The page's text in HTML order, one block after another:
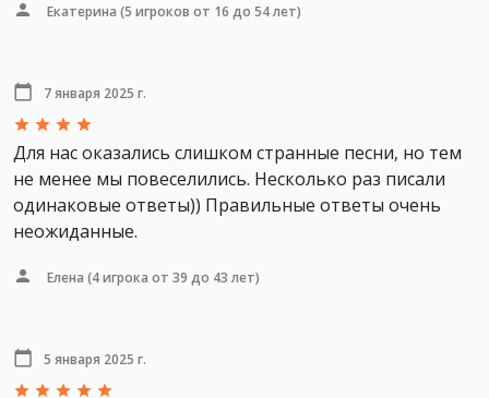
Екатерина (5 игроков от 16 до 54 лет)
7 января 2025 г.
Для нас оказались слишком странные песни, но тем
не менее мы повеселились. Несколько раз писали
одинаковые ответы)) Правильные ответы очень
неожиданные.
Елена (4 игрока от 39 до 43 лет)
5 января 2025 г.